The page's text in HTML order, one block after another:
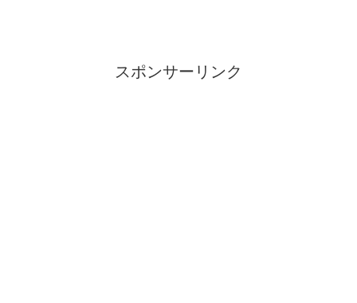
スポンサーリンク